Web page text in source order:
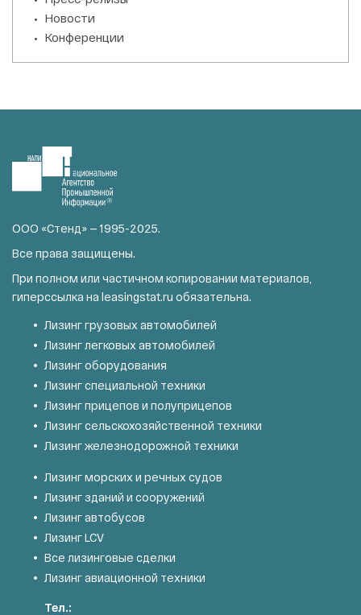
Новости
Конференции
ООО «Стенд» — 1995-2025.
Все права защищены.
При полном или частичном копировании материалов,
гиперссылка на leasingstat.ru обязательна.
Лизинг грузовых автомобилей
Лизинг легковых автомобилей
Лизинг оборудования
Лизинг специальной техники
Лизинг прицепов и полуприцепов
Лизинг сельскохозяйственной техники
Лизинг железнодорожной техники
Лизинг морских и речных судов
Лизинг зданий и сооружений
Лизинг автобусов
Лизинг LCV
Все лизинговые сделки
Лизинг авиационной техники
Тел.: